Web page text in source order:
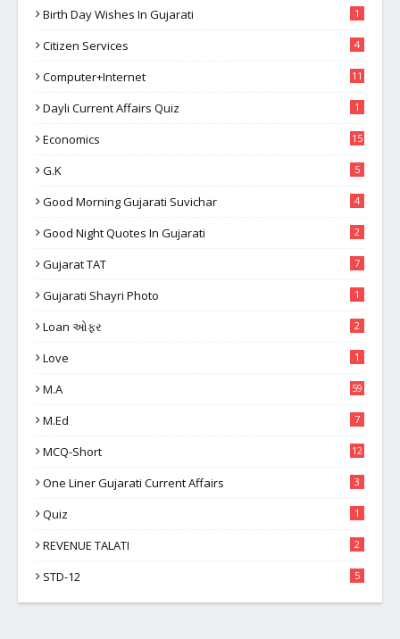
Birth Day Wishes In Gujarati 1
Citizen Services 4
Computer+Internet 11
Dayli Current Affairs Quiz 1
Economics 15
G.K 5
Good Morning Gujarati Suvichar 4
Good Night Quotes In Gujarati 2
Gujarat TAT 7
Gujarati Shayri Photo 1
Loan ઓફર 2
Love 1
M.A 59
M.Ed 7
MCQ-Short 12
One Liner Gujarati Current Affairs 3
Quiz 1
REVENUE TALATI 2
STD-12 5